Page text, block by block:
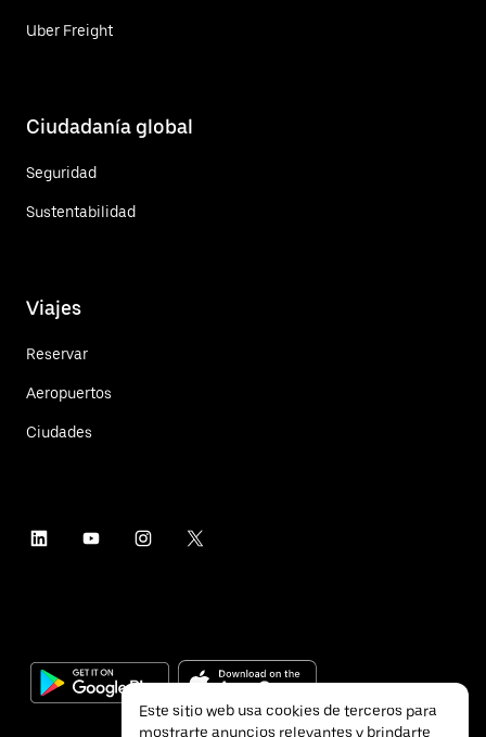
Uber Freight
Ciudadanía global
Seguridad
Sustentabilidad
Viajes
Reservar
Aeropuertos
Ciudades
Este sitio web usa cookies de terceros para
mostrarte anuncios relevantes y brindarte